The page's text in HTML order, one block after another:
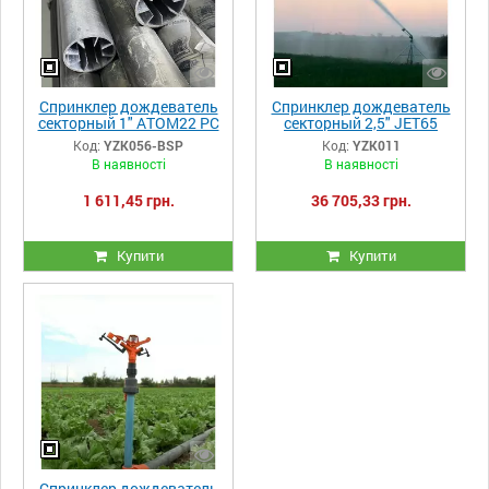
Спринклер дождеватель
секторный 1" ATOM22 PC
бронзовый фиксатор
Код: YZK056-BSP
В наявності
1 611,45 грн.
Купити
Спринклер дождеватель
секторный 2,5" JET65
Yuzuak
Код: YZK011
В наявності
36 705,33 грн.
Купити